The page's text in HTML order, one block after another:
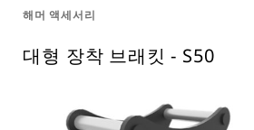
해머 액세서리
대형 장착 브래킷 - S50